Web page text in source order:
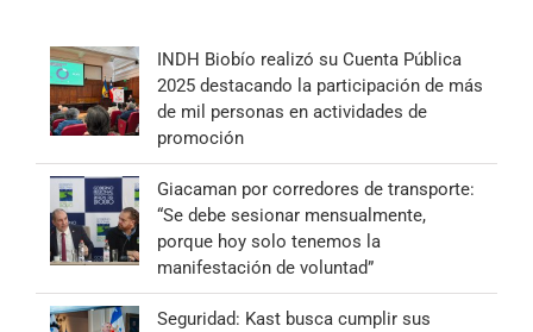
INDH Biobío realizó su Cuenta Pública
2025 destacando la participación de más
de mil personas en actividades de
promoción
Giacaman por corredores de transporte:
“Se debe sesionar mensualmente,
porque hoy solo tenemos la
manifestación de voluntad”
Seguridad: Kast busca cumplir sus